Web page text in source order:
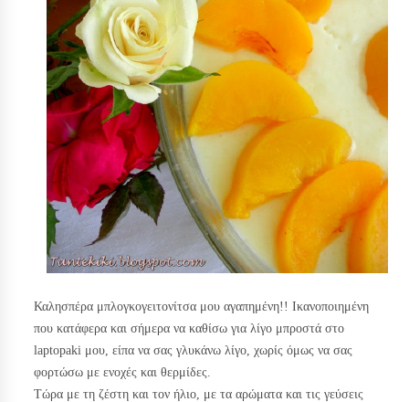
Καλησπέρα μπλογκογειτονίτσα μου αγαπημένη!! Ικανοποιημένη
που κατάφερα και σήμερα να καθίσω για λίγο μπροστά στο
laptopaki μου, είπα να σας γλυκάνω λίγο, χωρίς όμως να σας
φορτώσω με ενοχές και θερμίδες.
Τώρα με τη ζέστη και τον ήλιο, με τα αρώματα και τις γεύσεις